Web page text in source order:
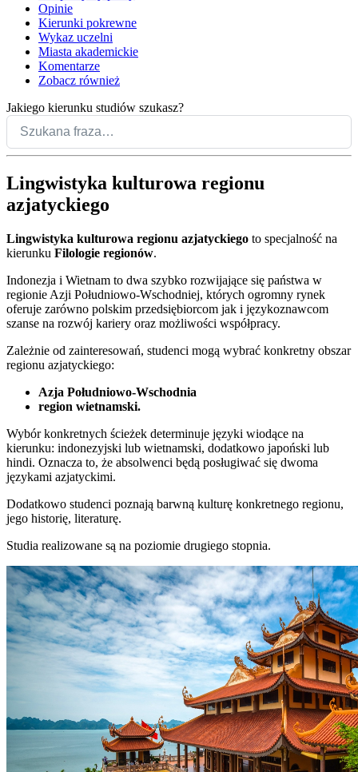
Opinie
Kierunki pokrewne
Wykaz uczelni
Miasta akademickie
Komentarze
Zobacz również
Jakiego kierunku studiów szukasz?
Lingwistyka kulturowa regionu
azjatyckiego
Lingwistyka kulturowa regionu azjatyckiego to specjalność na
kierunku Filologie regionów.
Indonezja i Wietnam to dwa szybko rozwijające się państwa w
regionie Azji Południowo-Wschodniej, których ogromny rynek
oferuje zarówno polskim przedsiębiorcom jak i językoznawcom
szanse na rozwój kariery oraz możliwości współpracy.
Zależnie od zainteresowań, studenci mogą wybrać konkretny obszar
regionu azjatyckiego:
Azja Południowo-Wschodnia
region wietnamski.
Wybór konkretnych ścieżek determinuje języki wiodące na
kierunku: indonezyjski lub wietnamski, dodatkowo japoński lub
hindi. Oznacza to, że absolwenci będą posługiwać się dwoma
językami azjatyckimi.
Dodatkowo studenci poznają barwną kulturę konkretnego regionu,
jego historię, literaturę.
Studia realizowane są na poziomie drugiego stopnia.